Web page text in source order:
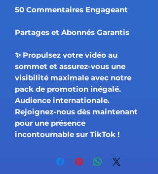
50 Commentaires Engageant
Partages et Abonnés Garantis
✨ Propulsez votre vidéo au
sommet et assurez-vous une
visibilité maximale avec notre
pack de promotion inégalé.
Audience internationale.
Rejoignez-nous dès maintenant
pour une présence
incontournable sur TikTok !